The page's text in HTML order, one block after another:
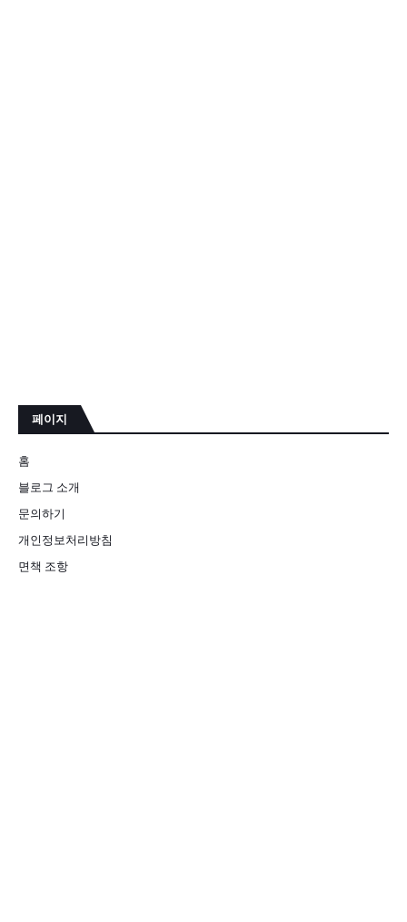
페이지
홈
블로그 소개
문의하기
개인정보처리방침
면책 조항